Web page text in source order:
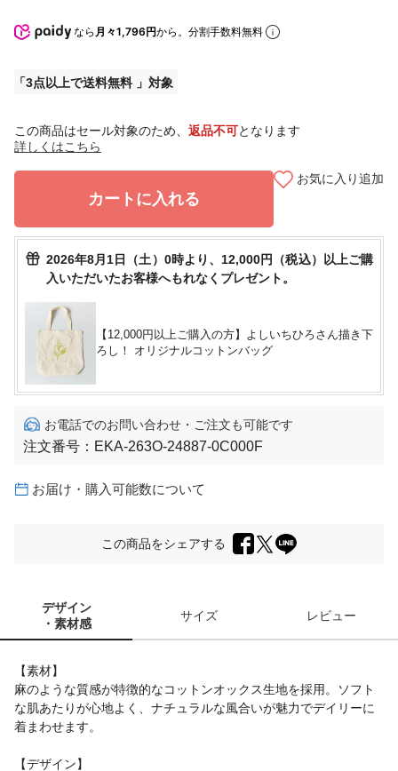
なら 月々1,796円から。分割手数料無料
3点以上で送料無料
この商品はセール対象のため、 返品不可となります
詳しくはこちら
カートに入れる
お気に入り追加
2026年8月1日（土）0時より、12,000円（税込）以上ご購
入いただいたお客様へもれなくプレゼント。
【12,000円以上ご購入の方】よしいちひろさん描き下
ろし！ オリジナルコットンバッグ
お電話でのお問い合わせ・ご注文も可能です
注文番号： EKA-263O-24887-0C000F
お届け・購入可能数について
この商品をシェアする
デザイン
・素材感
サイズ レビュー
【素材】
麻のような質感が特徴的なコットンオックス生地を採用。ソフト
な肌あたりが心地よく、ナチュラルな風合いが魅力でデイリーに
着まわせます。
【デザイン】